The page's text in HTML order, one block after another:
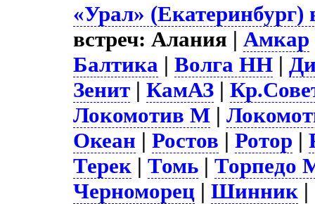
«Урал» (Екатеринбург)
встреч: Алания |Амкар
Балтика |Волга НН |
Зенит |КамАЗ |
Локомотив М |
Океан |Ростов |Ротор |
Терек |Томь |Торпедо
Черноморец |Шинник |